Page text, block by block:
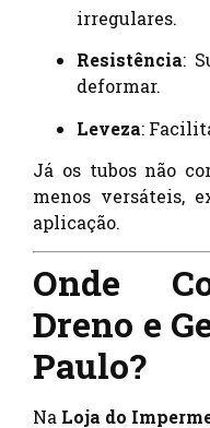
irregulares.
Resistência:
deformar.
Leveza:
Já os tubos não
menos versáteis,
aplicação.
Onde
Dreno e
Paulo?
Na Loja do